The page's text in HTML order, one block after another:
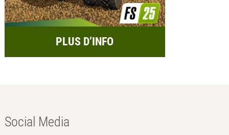
PLUS D’INFO
Social Media